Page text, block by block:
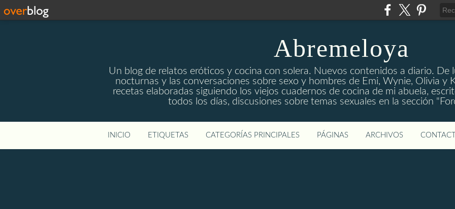
Abremeloya
Un blog de relatos eróticos y cocina con solera. Nuevos contenidos a diario. De
nocturnas y las conversaciones sobre sexo y hombres de Emi, Wynie, Olivia y
recetas elaboradas siguiendo los viejos cuadernos de cocina de mi abuela,
todos los días, discusiones sobre temas sexuales en la sección
INICIO ETIQUETAS CATEGORÍAS PRINCIPALES PÁGINAS ARCHIVOS